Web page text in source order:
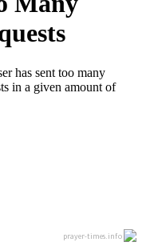
prayer-times.info